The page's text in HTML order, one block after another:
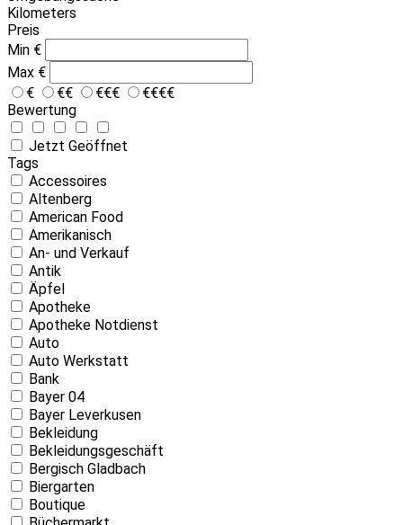
Kilometers
Preis
Min €
Max €
€
€€ €€€
€€€€
Bewertung
Jetzt Geöffnet
Tags
Accessoires
Altenberg
American Food
Amerikanisch
An- und Verkauf
Antik
Äpfel
Apotheke
Apotheke Notdienst
Auto
Auto Werkstatt
Bank
Bayer 04
Bayer Leverkusen
Bekleidung
Bekleidungsgeschäft
Bergisch Gladbach
Biergarten
Boutique